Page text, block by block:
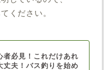
ください。
者必見！これだけあれ
丈夫！バス釣りを始め